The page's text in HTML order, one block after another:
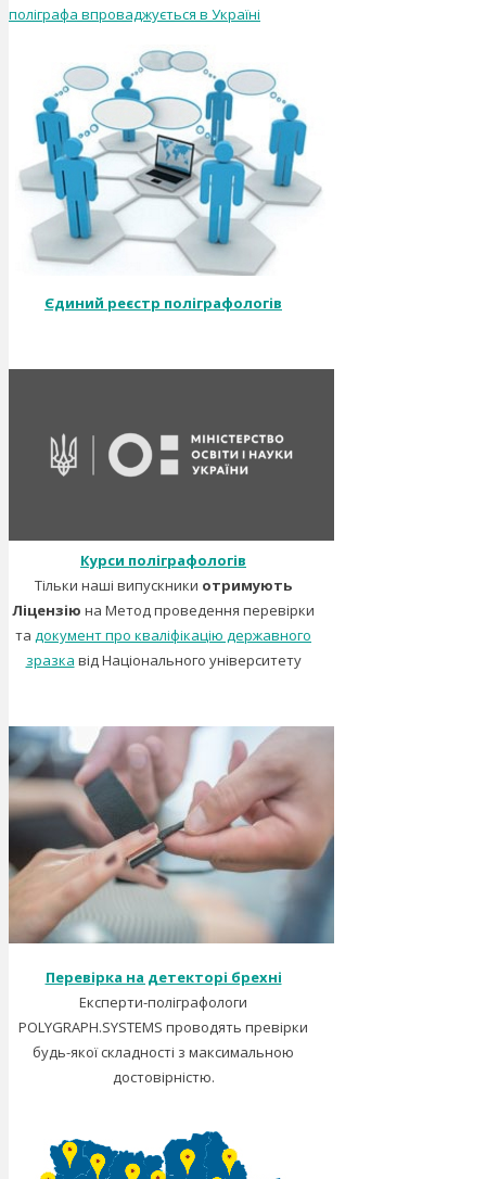
поліграфа впроваджується в Україні
Єдиний реєстр поліграфологів
Курси поліграфологів
Тільки наші випускники отримують
Ліцензію на Метод проведення перевірки
та документ про кваліфікацію державного
зразка від Національного університету
Перевірка на детекторі брехні
Експерти-поліграфологи
POLYGRAPH.SYSTEMS проводять превірки
будь-якої складності з максимальною
достовірністю.